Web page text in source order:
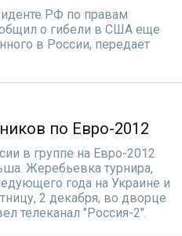
РФ по правам
о гибели в США еще
в России, передает
по Евро-2012
в группе на Евро-2012
Жеребьевка турнира,
года на Украине и
2 декабря, во дворце
телеканал "Россия-2".